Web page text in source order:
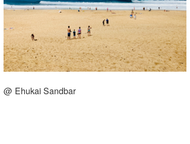
@ Ehukai Sandbar
千葉南
大阪
四国
ルール＆How to
VOTE!
サーファーズ